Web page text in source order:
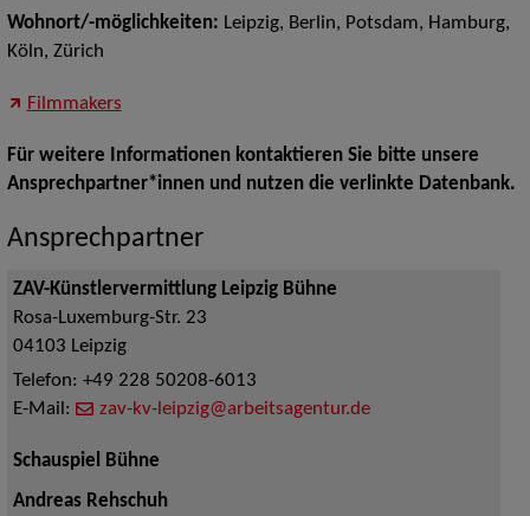
Wohnort/-möglichkeiten: Leipzig, Berlin, Potsdam, Hamburg,
Köln, Zürich
Filmmakers
Für weitere Informationen kontaktieren Sie bitte unsere
Ansprechpartner*innen und nutzen die verlinkte Datenbank.
Ansprechpartner
ZAV-Künstlervermittlung Leipzig Bühne
Rosa-Luxemburg-Str. 23
04103 Leipzig
Telefon: +49 228 50208-6013
E-Mail:
zav-kv-leipzig@arbeitsagentur.de
Schauspiel Bühne
Andreas Rehschuh